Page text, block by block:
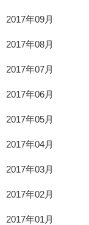
2017年09月
2017年08月
2017年07月
2017年06月
2017年05月
2017年04月
2017年03月
2017年02月
2017年01月